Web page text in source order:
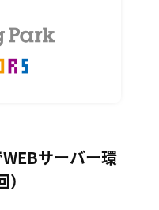
サーバー環